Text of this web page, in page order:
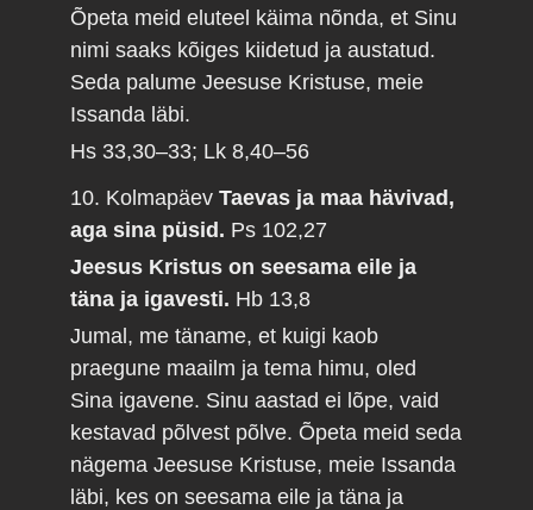
Õpeta meid eluteel käima nõnda, et Sinu
nimi saaks kõiges kiidetud ja austatud.
Seda palume Jeesuse Kristuse, meie
Issanda läbi.
Hs 33,30–33; Lk 8,40–56
10. KolmapäevTaevas ja maa hävivad,
aga sina püsid. Ps 102,27
Jeesus Kristus on seesama eile ja
täna ja igavesti. Hb 13,8
Jumal, me täname, et kuigi kaob
praegune maailm ja tema himu, oled
Sina igavene. Sinu aastad ei lõpe, vaid
kestavad põlvest põlve. Õpeta meid seda
nägema Jeesuse Kristuse, meie Issanda
läbi, kes on seesama eile ja täna ja